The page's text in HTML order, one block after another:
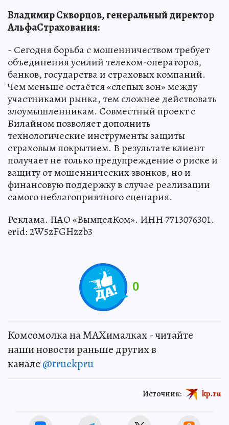
Владимир Скворцов, генеральный директор
АльфаСтрахования:
- Сегодня борьба с мошенничеством требует
объединения усилий телеком-операторов,
банков, государства и страховых компаний.
Чем меньше остаётся «слепых зон» между
участниками рынка, тем сложнее действовать
злоумышленникам. Совместный проект с
Билайном позволяет дополнить
технологические инструменты защиты
страховым покрытием. В результате клиент
получает не только предупреждение о риске и
защиту от мошеннических звонков, но и
финансовую поддержку в случае реализации
самого неблагоприятного сценария.
Реклама. ПАО «ВымпелКом». ИНН 7713076301.
erid: 2W5zFGHzzb3
0
Комсомолка на MAXималках - читайте
наши новости раньше других в
канале @truekpru
Источник: kp.ru